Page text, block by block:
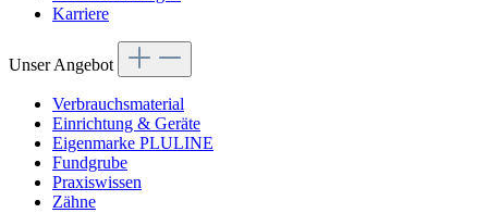
Karriere
Unser Angebot
Verbrauchsmaterial
Einrichtung & Geräte
Eigenmarke PLULINE
Fundgrube
Praxiswissen
Zähne